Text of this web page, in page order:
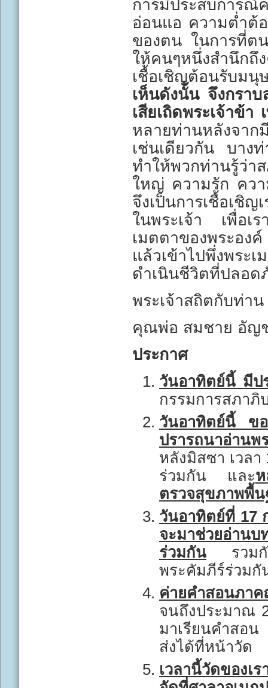
การมีประสบกา
อ่อนแอ ความต่ำต้
ของตน ในการที่ต
ให้คนๆหนึ่งสำนึก
เชื้อเชิญต้อนรับมนุ
เห็นดังนั้น จึงกรา
เสียเถิดพระเจ้าข้า
หลายท่านหลังจา
เช่นเดียวกัน บาง
ทำให้พวกท่านรู้ว่า
ใหญ่ ความรัก ควา
จึงเป็นการเชื้อเชิ
ในพระเจ้า เพื่อเ
เมตตาของพระอ
แล้วเข้าไปพึ่งพร
ดำเนินชีวิตที่ปลอด
พระเจ้าสถิตกับท่าน
คุณพ่อ สมชาย อัญ
ประกาศ
วันอาทิตย์นี้ มีป
กรรมการสภาภิ
วันอาทิตย์นี้ ขอ
ปรารถนาอ่านพ
หลังมิสซา เวล
ร่วมกัน และ
ตรวจสุขภาพพื้
วันอาทิตย์ที่ 17
จะมาช่วยอ่าน
ร่วมกัน รวมกัน
พระคัมภีร์ร่วมกั
ค่ายคำสอนภาค
จนถึงประมาณ
มาเรียนคำสอ
ส่งได้ที่หน้าวัด
เวลานี้วัดของ